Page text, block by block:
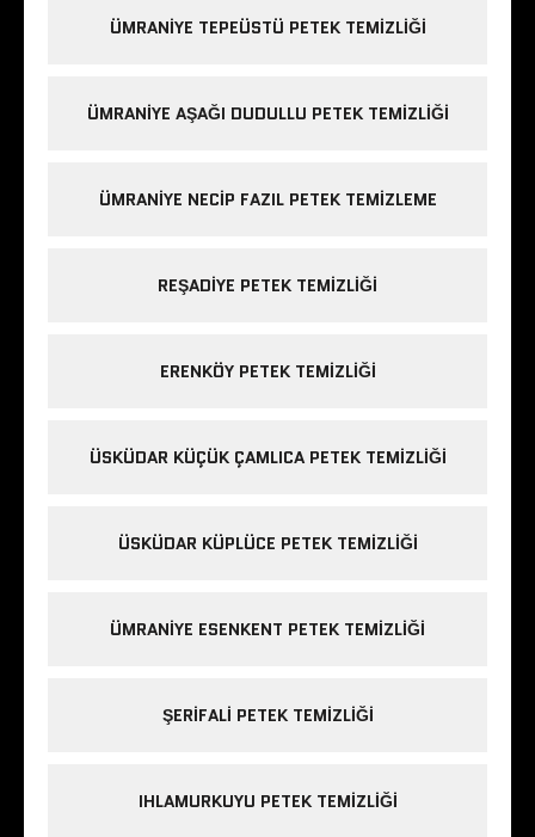
ÜMRANIYE TEPEÜSTÜ PETEK TEMIZLIĞI
ÜMRANIYE AŞAĞI DUDULLU PETEK TEMIZLIĞI
ÜMRANIYE NECIP FAZIL PETEK TEMIZLEME
REŞADIYE PETEK TEMIZLIĞI
ERENKÖY PETEK TEMIZLIĞI
ÜSKÜDAR KÜÇÜK ÇAMLICA PETEK TEMIZLIĞI
ÜSKÜDAR KÜPLÜCE PETEK TEMIZLIĞI
ÜMRANIYE ESENKENT PETEK TEMIZLIĞI
ŞERIFALI PETEK TEMIZLIĞI
IHLAMURKUYU PETEK TEMIZLIĞI